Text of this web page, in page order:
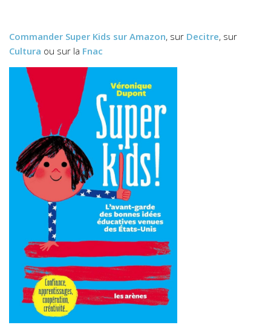
Commander Super Kids sur Amazon, sur Decitre, sur
Cultura ou sur la Fnac